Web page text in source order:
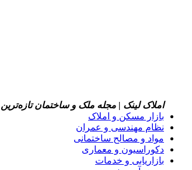
املاک لینک | مجله ملک و ساختمان
بازار مسکن و املاک
نظام مهندسی و عمران
مواد و مصالح ساختمانی
دکوراسیون و معماری
بازاریابی و خدمات